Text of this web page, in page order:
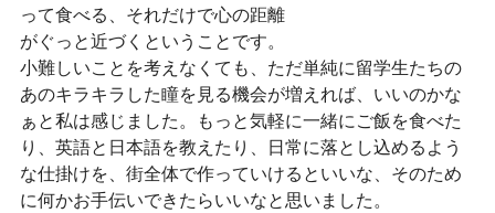
って食べる、それだけで心の距離
がぐっと近づくということです。
小難しいことを考えなくても、ただ単純に留学生たちの
あのキラキラした瞳を見る機会が増えれば、いいのかな
ぁと私は感じました。もっと気軽に一緒にご飯を食べた
り、英語と日本語を教えたり、日常に落とし込めるよう
な仕掛けを、街全体で作っていけるといいな、そのため
に何かお手伝いできたらいいなと思いました。